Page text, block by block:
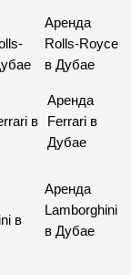
Аренда
Rolls-Royce
в Дубае
Аренда
Ferrari в
Дубае
Аренда
Lamborghini
в Дубае